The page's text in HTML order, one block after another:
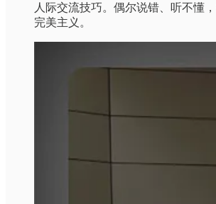
人际交流技巧。偶尔说错、听不懂
完美主义。